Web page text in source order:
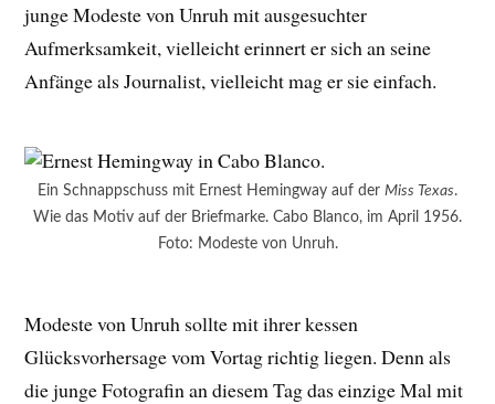
junge Modeste von Unruh mit ausgesuchter
Aufmerksamkeit, vielleicht erinnert er sich an seine
Anfänge als Journalist, vielleicht mag er sie einfach.
Ein Schnappschuss mit Ernest Hemingway auf der Miss Texas.
Wie das Motiv auf der Briefmarke. Cabo Blanco, im April 1956.
Foto: Modeste von Unruh.
Modeste von Unruh sollte mit ihrer kessen
Glücksvorhersage vom Vortag richtig liegen. Denn als
die junge Fotografin an diesem Tag das einzige Mal mit